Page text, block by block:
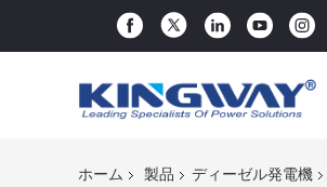
ホーム 製品 ディーゼル発電機